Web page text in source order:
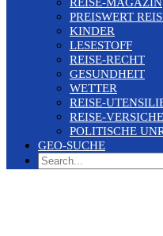
PREISWERT
KINDER
LESESTOFF
REISE-RECHT
GESUNDHEIT
WETTER
REISE-
REISE-
POLITISCHE
GEO-SUCHE
Search